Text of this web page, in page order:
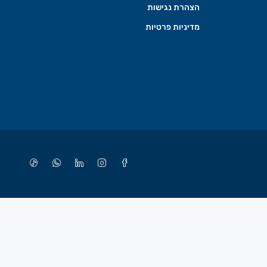
הצהרת נגישות
מדיניות פרטיות